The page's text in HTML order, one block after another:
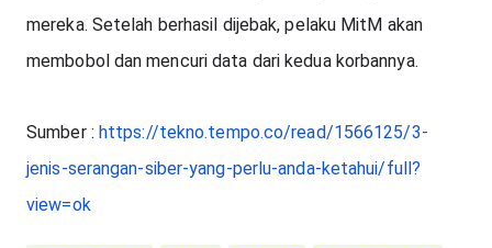
mereka. Setelah berhasil dijebak, pelaku MitM akan
membobol dan mencuri data dari kedua korbannya.
Sumber : https://tekno.tempo.co/read/1566125/3-
jenis-serangan-siber-yang-perlu-anda-ketahui/full?
view=ok